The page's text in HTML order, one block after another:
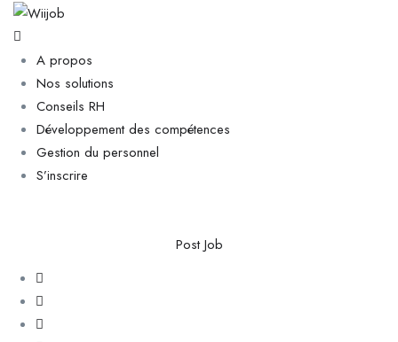
A propos
Nos solutions
Conseils RH
Développement des compétences
Gestion du personnel
S’inscrire
Post Job